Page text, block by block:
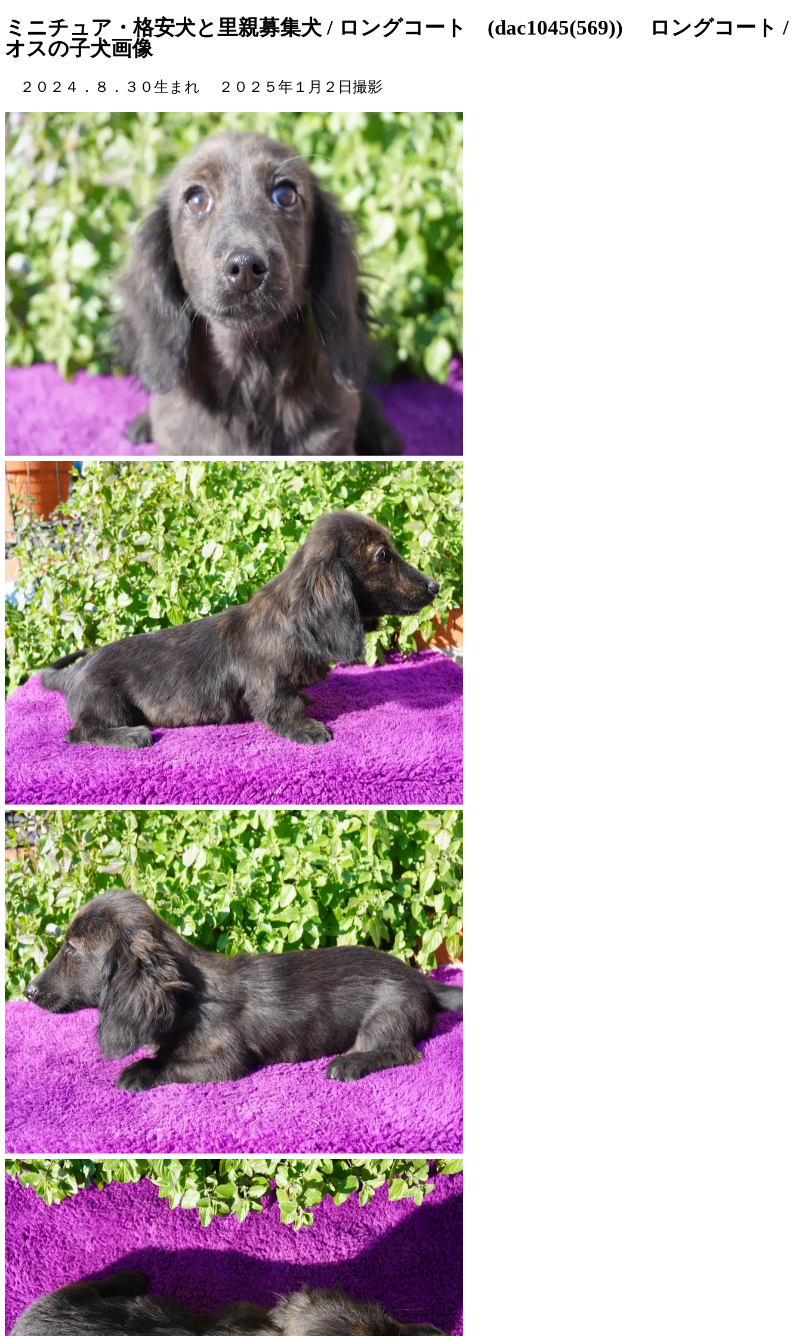
ミニチュア・格安犬と里親募集犬 / ロングコート (dac1045(569)) ロングコート /
オスの子犬画像
２０２４．８．３０生まれ ２０２５年１月２日撮影